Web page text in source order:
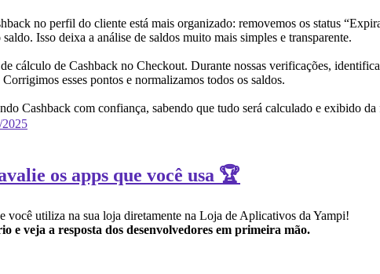
no perfil do cliente está mais organizado: removemos os status
Isso deixa a análise de saldos muito mais simples e transparente.
cálculo de Cashback no Checkout. Durante nossas verificações,
esses pontos e normalizamos todos os saldos.
Cashback com confiança, sabendo que tudo será calculado e exibido da
2025
os apps que você usa 🏆
você utiliza na sua loja diretamente na Loja de Aplicativos da Yampi!
e veja a resposta dos desenvolvedores em primeira mão.